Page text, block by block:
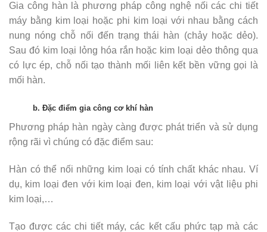
Gia công hàn là phương pháp công nghệ nối các chi tiết
máy bằng kim loại hoặc phi kim loại với nhau bằng cách
nung nóng chỗ nối đến trạng thái hàn (chảy hoặc dẻo).
Sau đó kim loại lỏng hóa rắn hoặc kim loại dẻo thông qua
có lực ép, chỗ nối tạo thành mối liên kết bền vững gọi là
mối hàn.
b. Đặc điểm gia công cơ khí hàn
Phương pháp hàn ngày càng được phát triển và sử dụng
rộng rãi vì chúng có đặc điểm sau:
Hàn có thể nối những kim loại có tính chất khác nhau. Ví
dụ, kim loại đen với kim loại đen, kim loại với vật liệu phi
kim loại,…
Tạo được các chi tiết máy, các kết cấu phức tạp mà các